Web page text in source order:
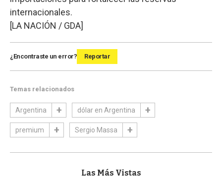
internacionales.
[LA NACIÓN / GDA]
¿Encontraste un error? Reportar
Temas relacionados
Argentina dólar en Argentina
premium Sergio Massa
Las Más Vistas